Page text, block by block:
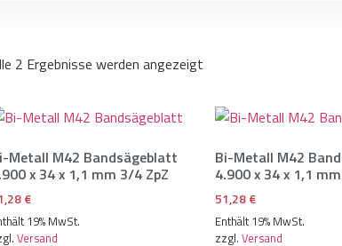
2 Ergebnisse werden angezeigt
Metall M42 Bandsägeblatt
x 34 x 1,1 mm 3/4 ZpZ
€
19% MwSt.
Versand
Bi-Metall M42
4.900 x 34 x 1,1
51,28€
Enthält 19% MwSt.
zzgl.Versand